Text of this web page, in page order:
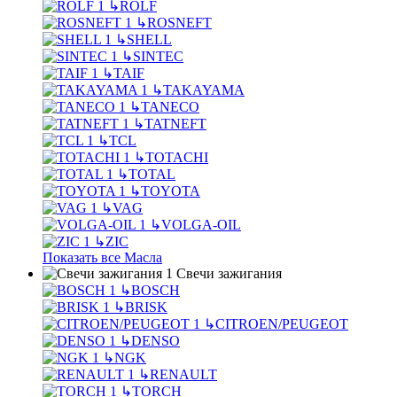
↳ROLF
↳ROSNEFT
↳SHELL
↳SINTEC
↳TAIF
↳TAKAYAMA
↳TANECO
↳TATNEFT
↳TCL
↳TOTACHI
↳TOTAL
↳TOYOTA
↳VAG
↳VOLGA-OIL
↳ZIC
Показать все Масла
Свечи зажигания
↳BOSCH
↳BRISK
↳CITROEN/PEUGEOT
↳DENSO
↳NGK
↳RENAULT
↳TORCH